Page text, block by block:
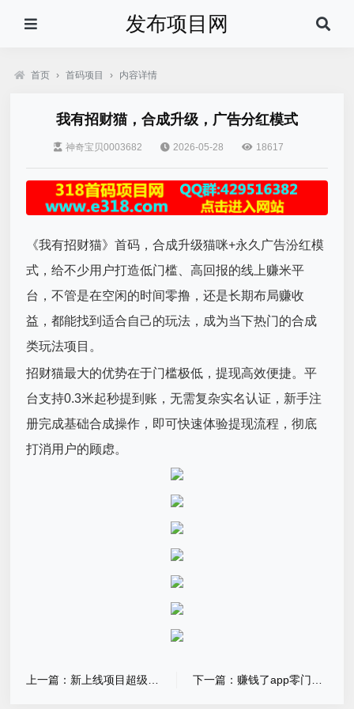
发布项目网
首页 › 首码项目 › 内容详情
我有招财猫，合成升级，广告分红模式
神奇宝贝0003682 2026-05-28 18617
《我有招财猫》首码，合成升级猫咪+永久广告汾红模
式，给不少用户打造低门槛、高回报的线上赚米平
台，不管是在空闲的时间零撸，还是长期布局赚收
益，都能找到适合自己的玩法，成为当下热门的合成
类玩法项目。
招财猫最大的优势在于门槛极低，提现高效便捷。平
台支持0.3米起秒提到账，无需复杂实名认证，新手注
册完成基础合成操作，即可快速体验提现流程，彻底
打消用户的顾虑。